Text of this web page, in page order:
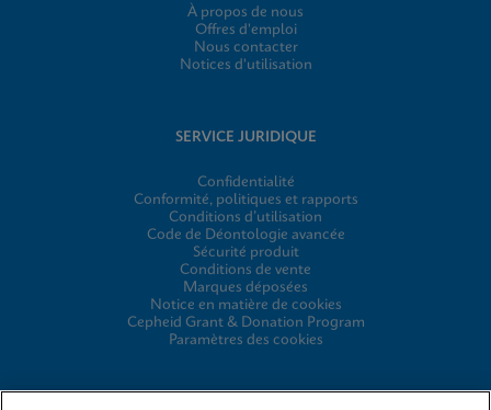
À propos de nous
Offres d'emploi
Nous contacter
Notices d'utilisation
SERVICE JURIDIQUE
Confidentialité
Conformité, politiques et rapports
Conditions d’utilisation
Code de Déontologie avancée
Sécurité produit
Conditions de vente
Marques déposées
Notice en matière de cookies
Cepheid Grant & Donation Program
Paramètres des cookies